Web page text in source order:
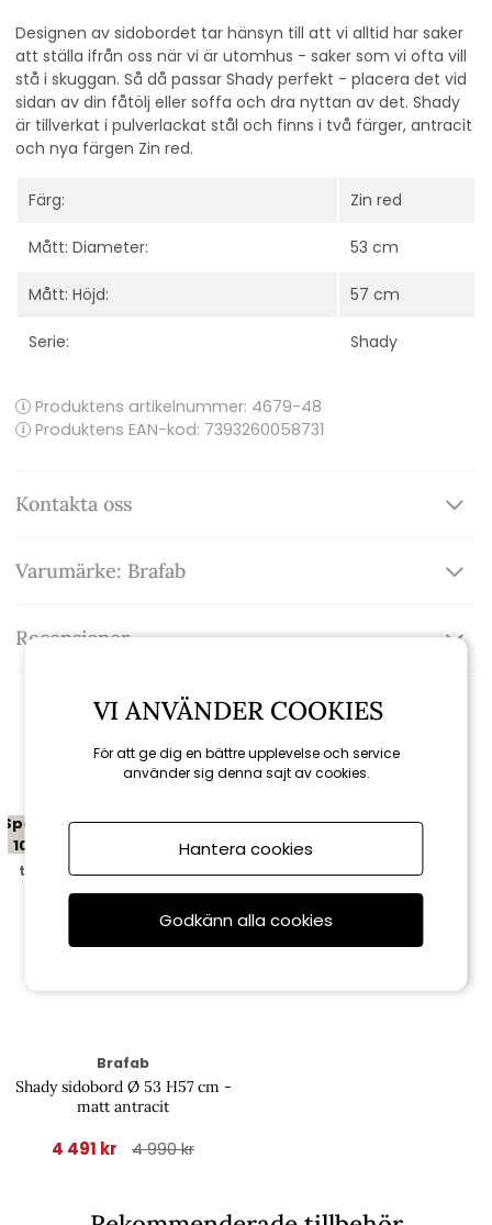
Designen av sidobordet tar hänsyn till att vi alltid har saker
att ställa ifrån oss när vi är utomhus - saker som vi ofta vill
stå i skuggan. Så då passar Shady perfekt - placera det vid
sidan av din fåtölj eller soffa och dra nyttan av det. Shady
är tillverkat i pulverlackat stål och finns i två färger, antracit
och nya färgen Zin red.
Färg: Zin red
Mått: Diameter: 53 cm
Mått: Höjd: 57 cm
Serie: Shady
Produktens artikelnummer: 4679-48
Produktens EAN-kod: 7393260058731
Kontakta oss
Varumärke: Brafab
Recensioner
Relaterade produkter
Spara
10%
till 16/8
Brafab
Shady sidobord Ø 53 H57 cm -
matt antracit
4 491 kr 4 990 kr
VI ANVÄNDER COOKIES
För att ge dig en bättre upplevelse och service
använder sig denna sajt av cookies.
Hantera cookies
Godkänn alla cookies